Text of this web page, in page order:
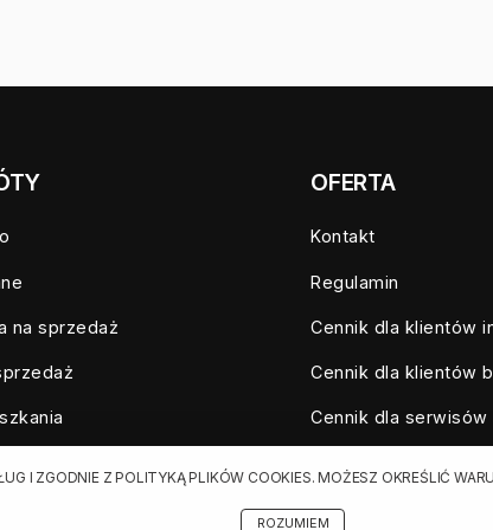
na sprzedaż
OFERTA
Kontakt
Regulamin
Cennik dla klientów
Cennik dla klientów
Cennik dla
Polityka prywatności
I ZGODNIE Z POLITYKĄ PLIKÓW COOKIES. MOŻESZ OKREŚLIĆ
ROZUMIEM